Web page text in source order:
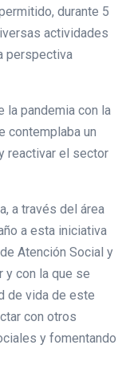
durante 5
actividades
perspectiva
la pandemia con la
contemplaba un
reactivar el sector
a través del área
a esta iniciativa
Atención Social y
y con la que se
de vida de este
con otros
y fomentando